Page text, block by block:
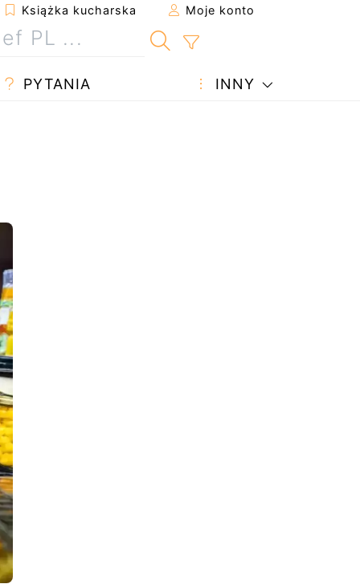
Książka kucharska Moje konto
PYTANIA INNY